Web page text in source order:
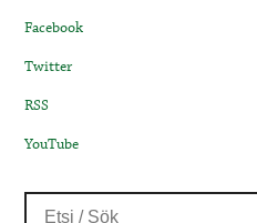
Facebook
Twitter
RSS
YouTube